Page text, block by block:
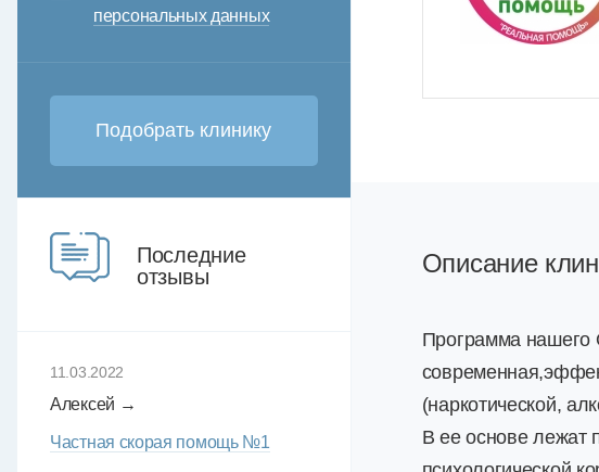
Описание
Программа нашего
(наркотической,
В ее основе лежат
персональных данных
Последние
отзывы
11.03.2022
Алексей →
Частная скорая помощь №1